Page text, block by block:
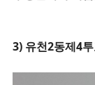
3) 유천2동제4